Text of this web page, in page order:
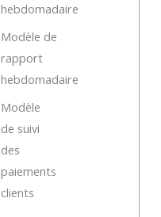
hebdomadaire
Modèle de
rapport
hebdomadaire
Modèle
de suivi
des
paiements
clients